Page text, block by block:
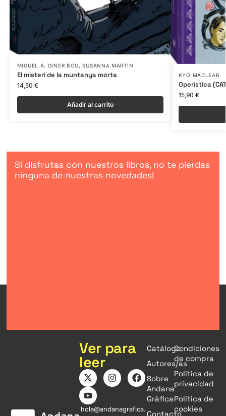
MIGUEL Á. GINER BOU,SUSANNA MARTÍN
El misteri de la muntanya morta
14,50 €
Añadir al carrito
KYO MACLEAR
Operística
15,90 €
Si disfrutas con nuestros libros, no te pierdas
ninguna de nuestras novedades!
Ver para
leer
hola@andanagrafica.
Catálogo
Autores/as
Sobre
Andana
Gràfica
Contacto
Condiciones
de compra
Política de
privacidad
Política de
cookies